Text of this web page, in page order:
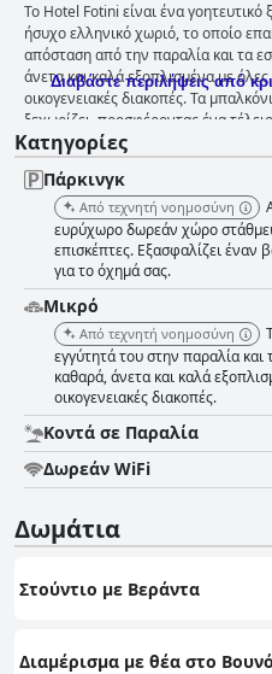
Το Hotel Fotini είναι ένα γοητευτικό
ήσυχο ελληνικό χωριό, το οποίο
απόσταση από την παραλία και τα
άνετα και καλά εξοπλισμένα με όλες
οικογενειακές διακοπές. Τα
ξεχωρίζει, προσφέροντας ένα
ελληνικά ηλιοβασιλέματα. Το
τη διατήρηση ενός άψογου
να επαινούν συνεχώς τα
Το προσωπικό, που διοικείται από
οικογένεια, είναι φιλικό, ευγενικό
επισκέπτες με κάθε δυνατό τρόπο.
εξαιρετική επιλογή για όσους
ατμόσφαιρα με προσεκτικούς
παραπάνω για να εξασφαλίσουν ότι
Διαβάστε περιλήψεις από
Κατηγορίες
Πάρκινγκ
Από τεχνητή νοημοσύνη
ευρύχωρο δωρεάν χώρο
επισκέπτες. Εξασφαλίζει έναν
για το όχημά σας.
Μικρό
Από τεχνητή νοημοσύνη
εγγύτητά του στην παραλία και
καθαρά, άνετα και καλά
οικογενειακές διακοπές.
Κοντά σε Παραλία
Δωρεάν WiFi
Δωμάτια
Στούντιο με Βεράντα
Διαμέρισμα με θέα στο Βουνό